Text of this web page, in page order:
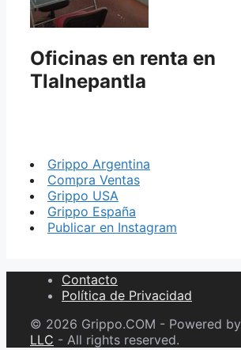
Oficinas en renta en
Tlalnepantla
Grippo Argentina
Compra Ventas
Grippo USA
Grippo España
Publicar en Instagram
Contacto
Política de Privacidad
© 2026 Grippo.COM - Powered by
LLC - All rights reserved.